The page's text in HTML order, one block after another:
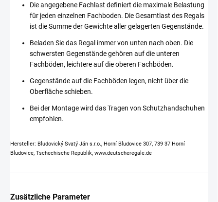
Die angegebene Fachlast definiert die maximale Belastung
für jeden einzelnen Fachboden. Die Gesamtlast des Regals
ist die Summe der Gewichte aller gelagerten Gegenstände.
Beladen Sie das Regal immer von unten nach oben. Die
schwersten Gegenstände gehören auf die unteren
Fachböden, leichtere auf die oberen Fachböden.
Gegenstände auf die Fachböden legen, nicht über die
Oberfläche schieben.
Bei der Montage wird das Tragen von Schutzhandschuhen
empfohlen.
Hersteller: Bludovický Svatý Ján s.r.o., Horní Bludovice 307, 739 37 Horní
Bludovice, Tschechische Republik, www.deutscheregale.de
Zusätzliche Parameter